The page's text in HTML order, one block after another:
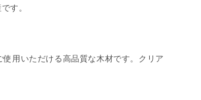
す。
用いただける高品質な木材です。クリア